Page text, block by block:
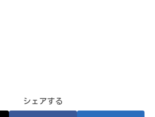
シェアする